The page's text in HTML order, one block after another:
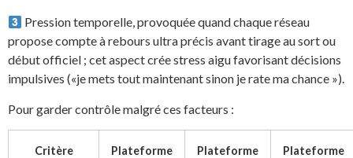
Pression temporelle, provoquée quand chaque réseau
propose compte à rebours ultra précis avant tirage au sort ou
début officiel ; cet aspect crée stress aigu favorisant décisions
impulsives («je mets tout maintenant sinon je rate ma chance »).
Pour garder contrôle malgré ces facteurs :
Critère
Plateforme
Plateforme
Plateforme